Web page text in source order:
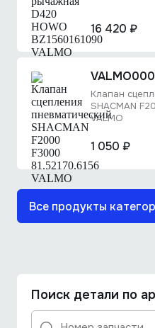
16 420 ₽
Клапан
SHACMAN
VALMO
1 050 ₽
Все продукты
Поиск детали по